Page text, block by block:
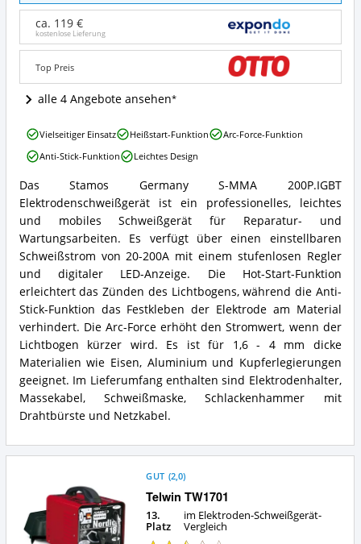
S-
MMA
200P.IGBT
Elektroden-
Schweißgerät
200
Angebote:
ist
dieses
Elektroden-
Schweißgerät
erhältlich?
ca. 119 €
kostenlose Lieferung
Top Preis
alle 4 Angebote ansehen
Stamos
Germany
S-
MMA
200P.IGBT
Elektroden-
Schweißgerät
20-
200
Zusammenfassung:
Was
bietet
dieses
Elektroden-
Schweißgerät?
Das Stamos Germany S-MMA 200P.IGBT
Elektrodenschweißgerät ist ein professionelles, leichtes
und mobiles Schweißgerät für Reparatur- und
Wartungsarbeiten. Es verfügt über einen einstellbaren
Schweißstrom von 20-200A mit einem stufenlosen Regler
und digitaler LED-Anzeige. Die Hot-Start-Funktion
erleichtert das Zünden des Lichtbogens, während die Anti-
Stick-Funktion das Festkleben der Elektrode am Material
verhindert. Die Arc-Force erhöht den Stromwert, wenn der
Lichtbogen kürzer wird. Es ist für 1,6 - 4 mm dicke
Materialien wie Eisen, Aluminium und Kupferlegierungen
geeignet. Im Lieferumfang enthalten sind Elektrodenhalter,
Massekabel, Schweißmaske, Schlackenhammer mit
Drahtbürste und Netzkabel.
Stamos
Germany
S-
200P.IGBT
Elektroden-
Schweißgerät
20-
200
Vorteile:
Was
spricht
für
dieses
Elektroden-
Schweißgerät?
Vielseitiger Einsatz Heißstart-Funktion
Arc-Force-Funktion
Anti-Stick-Funktion
Leichtes Design
Telwin TW1701
GUT (2,0)
13.
Platz
im Elektroden-Schweißgerät-
Vergleich